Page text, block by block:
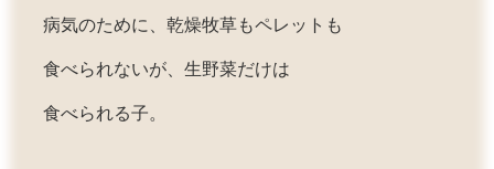
病気のために、乾燥牧草もペレットも
食べられないが、生野菜だけは
食べられる子。